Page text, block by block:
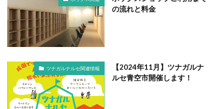
の流れと料金
ツナガルナルセ関連情報
【2024年11月】ツナガルナ
ルセ青空市開催します！